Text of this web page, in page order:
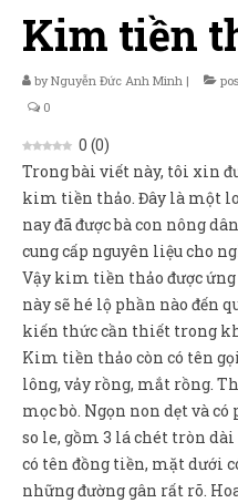
Giới thiệu
Hoạt động
Dịch vụ hỗ trợ
Sản Phẩm
Giúp đỡ
Liên hệ
Kim tiền
byNguyễn Đức Anh Minh |
0
0 (0)
Trong bài viết này, tôi xin
kim tiền thảo. Đây là một
nay đã được bà con nông
cung cấp nguyên liệu cho
Vậy kim tiền thảo được
này sẽ hé lộ phần nào đến
kiến thức cần thiết trong
Kim tiền thảo còn có tên
lông, vảy rồng, mắt rồng.
mọc bò. Ngọn non dẹt và
so le, gồm 3 lá chét tròn dài
có tên đồng tiền, mặt dưới
những đường gân rất rõ.